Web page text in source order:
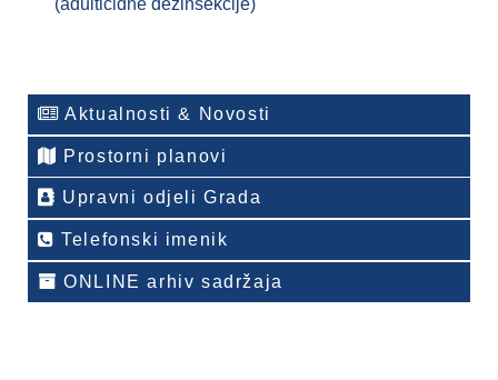
Aktualnosti & Novosti
Prostorni planovi
Upravni odjeli Grada
Telefonski imenik
ONLINE arhiv sadržaja